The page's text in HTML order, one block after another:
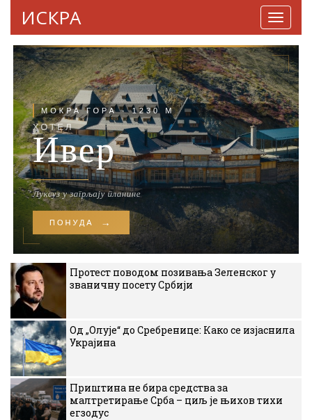
ИСКРА
Протест поводом позивања Зеленског у
званичну посету Србији
Од „Олује“ до Сребренице: Како се изјаснила
Украјина
Приштина не бира средства за
малтретирање Срба – циљ је њихов тихи
егзодус